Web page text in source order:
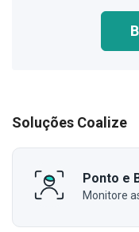
Soluções Coalize
Ponto e
Monitore